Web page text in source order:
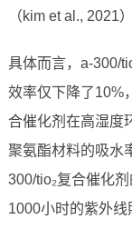
（kim et al., 2021）
具体而言，a-300/
效率仅下降了10%
合催化剂在高湿度
聚氨酯材料的吸水
300/tio₂复合催化
1000小时的紫外